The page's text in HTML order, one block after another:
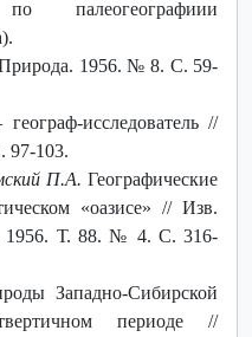
палеогеографиии
1956. № 8. С. 59-
исследователь //
103.
П.А. Географические
«оазисе» // Изв.
Т. 88. № 4. С. 316-
Западно-Сибирской
периоде //